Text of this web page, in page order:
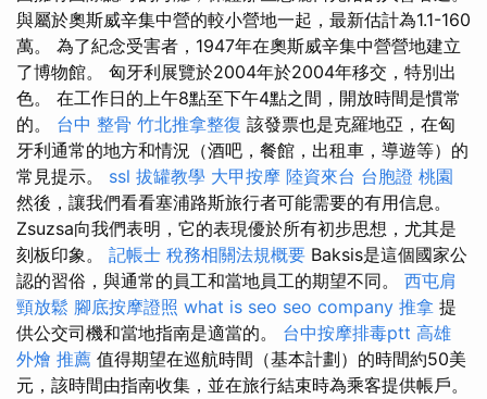
與屬於奧斯威辛集中營的較小營地一起，最新估計為1.1-160
萬。 為了紀念受害者，1947年在奧斯威辛集中營營地建立
了博物館。 匈牙利展覽於2004年於2004年移交，特別出
色。 在工作日的上午8點至下午4點之間，開放時間是慣常
的。 台中 整骨 竹北推拿整復 該發票也是克羅地亞，在匈
牙利通常的地方和情況（酒吧，餐館，出租車，導遊等）的
常見提示。 ssl 拔罐教學 大甲按摩 陸資來台 台胞證 桃園
然後，讓我們看看塞浦路斯旅行者可能需要的有用信息。
Zsuzsa向我們表明，它的表現優於所有初步思想，尤其是
刻板印象。 記帳士 稅務相關法規概要 Baksis是這個國家公
認的習俗，與通常的員工和當地員工的期望不同。 西屯肩
頸放鬆 腳底按摩證照 what is seo seo company 推拿 提
供公交司機和當地指南是適當的。 台中按摩排毒ptt 高雄
外燴 推薦 值得期望在巡航時間（基本計劃）的時間約50美
元，該時間由指南收集，並在旅行結束時為乘客提供帳戶。